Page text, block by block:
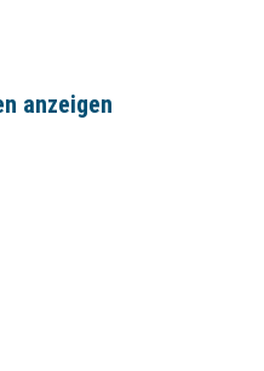
anzeigen